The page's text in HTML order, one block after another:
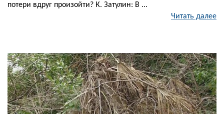
потери вдруг произойти? К. Затулин: В ...
Читать далее